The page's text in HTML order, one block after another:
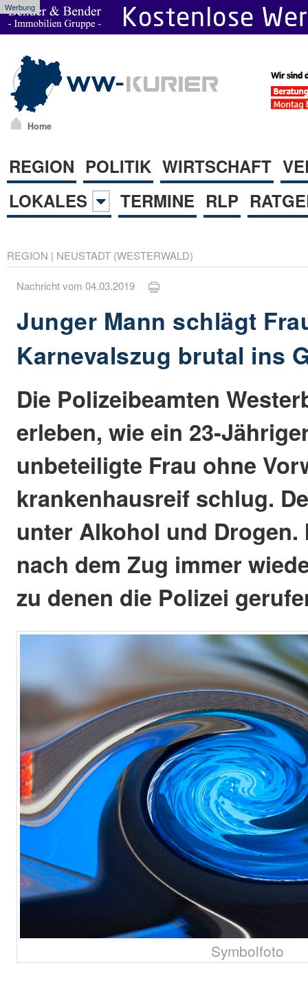
Werbung
Home
REGION POLITIK WIRTSCHAFT
LOKALES
TERMINE RLP
REGION | NEUSTADT (WESTERWALD)
Nachricht vom 04.03.2019
Junger Mann schlägt
Karnevalszug brutal ins
Die Polizeibeamten
erleben, wie ein 23-
unbeteiligte Frau ohne
krankenhausreif schlug.
unter Alkohol und Drogen.
nach dem Zug immer
zu denen die Polizei
Symbolfoto